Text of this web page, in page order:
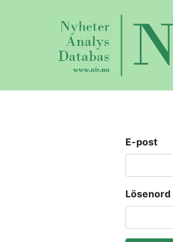
E-post
Lösenord